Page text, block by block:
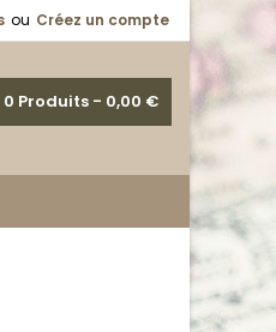
ou Créez un compte
0 Produits - 0,00 €